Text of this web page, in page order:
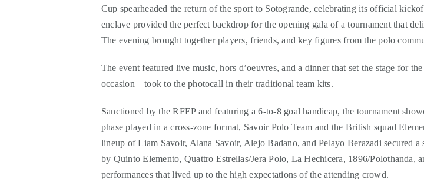
Cup spearheaded the return of the sport to Sotogrande, celebrating its official
enclave provided the perfect backdrop for the opening gala of a tournament that
The evening brought together players, friends, and key figures from the polo
The event featured live music, hors d’oeuvres, and a dinner that set the stage for
occasion—took to the photocall in their traditional team kits.
Sanctioned by the RFEP and featuring a 6-to-8 goal handicap, the tournament
phase played in a cross-zone format, Savoir Polo Team and the British squad
lineup of Liam Savoir, Alana Savoir, Alejo Badano, and Pelayo Berazadi secured
by Quinto Elemento, Quattro Estrellas/Jera Polo, La Hechicera, 1896/
performances that lived up to the high expectations of the attending crowd.